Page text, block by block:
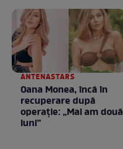
ANTENASTARS
Oana Monea, încă în
recuperare după
operație: „Mai am două
luni”